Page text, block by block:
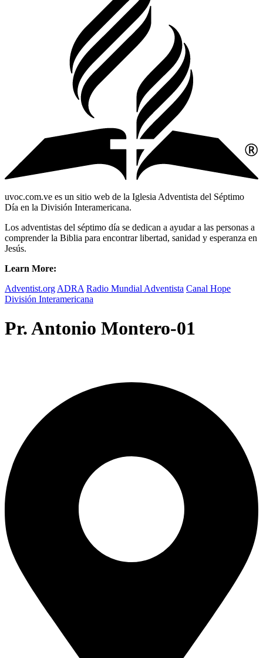
uvoc.com.ve es un sitio web de la Iglesia Adventista del Séptimo
Día en la División Interamericana.
Los adventistas del séptimo día se dedican a ayudar a las personas a
comprender la Biblia para encontrar libertad, sanidad y esperanza en
Jesús.
Learn More:
Adventist.org ADRA Radio Mundial Adventista Canal Hope
División Interamericana
Pr. Antonio Montero-01